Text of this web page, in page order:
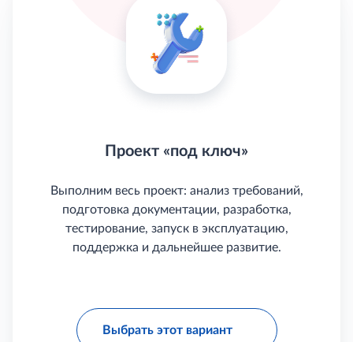
Проект «под ключ»
Выполним весь проект: анализ требований,
подготовка документации, разработка,
тестирование, запуск в эксплуатацию,
поддержка и дальнейшее развитие.
Выбрать этот вариант